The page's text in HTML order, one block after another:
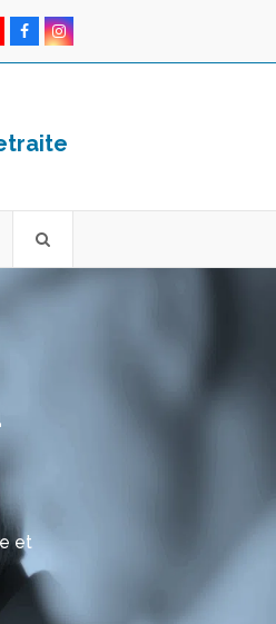
FacebookInstagram
et